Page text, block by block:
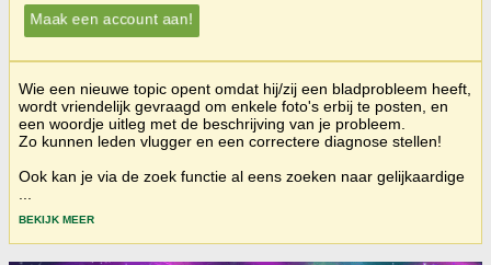
Maak een account aan!
Wie een nieuwe topic opent omdat hij/zij een bladprobleem heeft,
wordt vriendelijk gevraagd om enkele foto's erbij te posten, en
een woordje uitleg met de beschrijving van je probleem.
Zo kunnen leden vlugger en een correctere diagnose stellen!
Ook kan je via de zoek functie al eens zoeken naar gelijkaardige
BEKIJK MEER